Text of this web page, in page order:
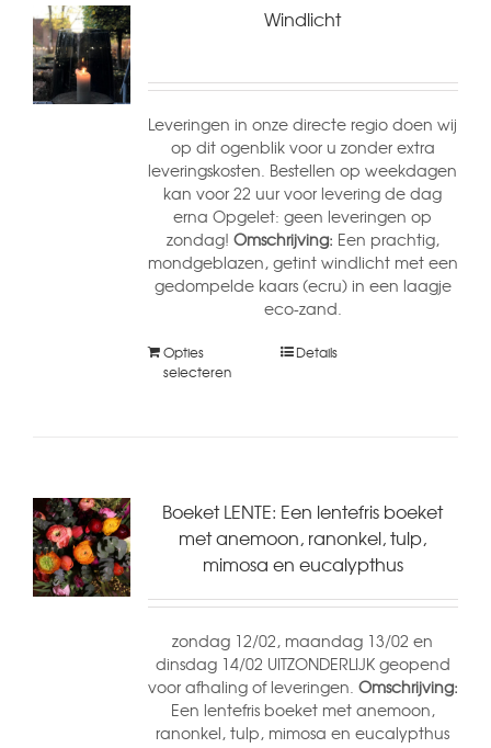
Windlicht
Leveringen in onze directe regio doen wij
op dit ogenblik voor u zonder extra
leveringskosten. Bestellen op weekdagen
kan voor 22 uur voor levering de dag
erna Opgelet: geen leveringen op
zondag! Omschrijving: Een prachtig,
mondgeblazen, getint windlicht met een
gedompelde kaars (ecru) in een laagje
eco-zand.
Opties
selecteren
Details
Boeket LENTE: Een lentefris boeket
met anemoon, ranonkel, tulp,
mimosa en eucalypthus
zondag 12/02, maandag 13/02 en
dinsdag 14/02 UITZONDERLIJK geopend
voor afhaling of leveringen. Omschrijving:
Een lentefris boeket met anemoon,
ranonkel, tulp, mimosa en eucalypthus